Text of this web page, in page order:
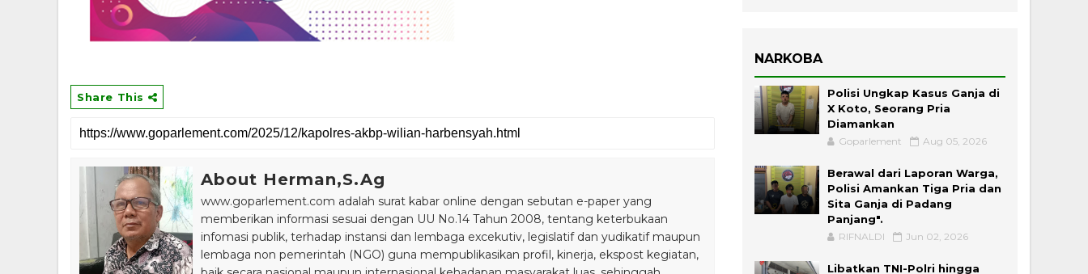
Share This
About Herman,S.Ag
www.goparlement.com adalah surat kabar online dengan sebutan e-paper yang
memberikan informasi sesuai dengan UU No.14 Tahun 2008, tentang keterbukaan
infomasi publik, terhadap instansi dan lembaga excekutiv, legislatif dan yudikatif maupun
lembaga non pemerintah (NGO) guna mempublikasikan profil, kinerja, ekspost kegiatan,
NARKOBA
Polisi Ungkap Kasus Ganja di
X Koto, Seorang Pria
Diamankan
Goparlement Aug 05, 2026
Berawal dari Laporan Warga,
Polisi Amankan Tiga Pria dan
Sita Ganja di Padang
Panjang".
RIFNALDI Jun 02, 2026
Libatkan TNI-Polri hingga